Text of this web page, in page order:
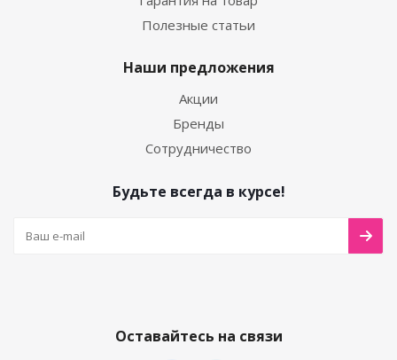
Полезные статьи
Наши предложения
Акции
Бренды
Сотрудничество
Будьте всегда в курсе!
Оставайтесь на связи